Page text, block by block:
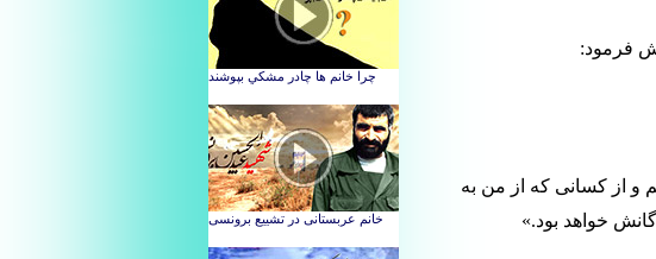
و از کسانی که از من به
خواهد بود.»